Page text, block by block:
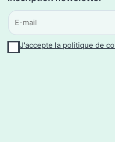
J'accepte la politique de